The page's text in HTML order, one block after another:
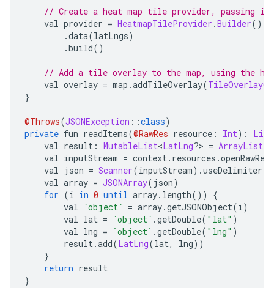
// Create a heat map tile provider, passing
val provider = HeatmapTileProvider .Builder()
.data(latLngs)
.build()
// Add a tile overlay to the map, using the
val overlay = map .addTileOverlay(
}
@Throws(JSONException ::class)
private fun readItems(@RawRes resource : Int): List
val result : MutableList<LatLng?> = ArrayList
val inputStream = context. resources .
val json = Scanner(inputStream).useDelimiter
val array = JSONArray( json)
for (i in 0 until array. length())
{
val
`object` = array.getJSONObject(i)
val lat = `object` .getDouble( "lat" )
val lng = `object` .getDouble( "lng" )
result.add(LatLng(lat, lng))
}
return result
}